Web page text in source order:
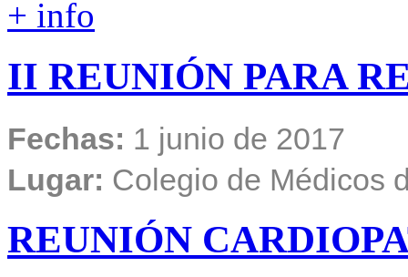
+ info
II REUNIÓN PARA
Fechas: 1 junio de 2017
Lugar: Colegio de Médicos
REUNIÓN